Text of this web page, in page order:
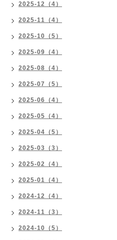
2025-12（4）
2025-11（4）
2025-10（5）
2025-09（4）
2025-08（4）
2025-07（5）
2025-06（4）
2025-05（4）
2025-04（5）
2025-03（3）
2025-02（4）
2025-01（4）
2024-12（4）
2024-11（3）
2024-10（5）